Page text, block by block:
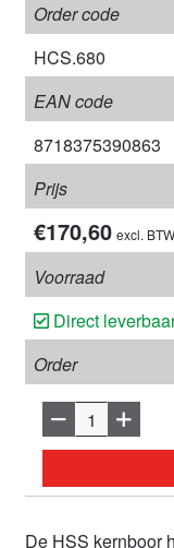
Order code
HCS.680
EAN code
8718375390863
Prijs
€170,60 excl. BTW
Voorraad
Direct
Order
De HSS kernboor